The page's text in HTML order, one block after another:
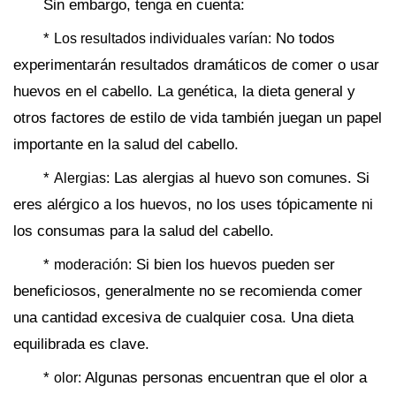
Sin embargo, tenga en cuenta:
* Los resultados individuales varían: No todos
experimentarán resultados dramáticos de comer o usar
huevos en el cabello. La genética, la dieta general y
otros factores de estilo de vida también juegan un papel
importante en la salud del cabello.
* Alergias: Las alergias al huevo son comunes. Si
eres alérgico a los huevos, no los uses tópicamente ni
los consumas para la salud del cabello.
* moderación: Si bien los huevos pueden ser
beneficiosos, generalmente no se recomienda comer
una cantidad excesiva de cualquier cosa. Una dieta
equilibrada es clave.
* olor: Algunas personas encuentran que el olor a